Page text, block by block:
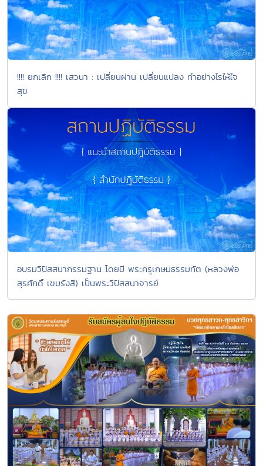
!!!! ยกเลิก !!!! เสวนา : เปลี่ยนผ่าน เปลี่ยนแปลง ทำอย่างไรให้ใจ
สุข
อบรมวิปัสสนากรรมฐาน โดยมี พระครูเกษมธรรมทัต (หลวงพ่อ
สุรศักดิ์ เขมรังสี) เป็นพระวิปัสสนาจารย์